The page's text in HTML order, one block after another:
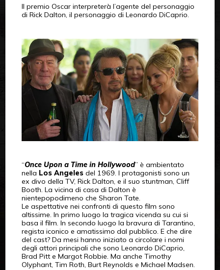
Il premio Oscar interpreterà l’agente del personaggio
di Rick Dalton, il personaggio di Leonardo DiCaprio.
“Once Upon a Time in Hollywood” è ambientato
nella Los Angelesdel 1969. I protagonisti sono un
ex divo della TV, Rick Dalton, e il suo stuntman, Cliff
Booth. La vicina di casa di Dalton è
nientepopodimeno che Sharon Tate.
Le aspettative nei confronti di questo film sono
altissime. In primo luogo la tragica vicenda su cui si
basa il film. In secondo luogo la bravura di Tarantino,
regista iconico e amatissimo dal pubblico. E che dire
del cast? Da mesi hanno iniziato a circolare i nomi
degli attori principali che sono Leonardo DiCaprio,
Brad Pitt e Margot Robbie. Ma anche Timothy
Olyphant, Tim Roth, Burt Reynolds e Michael Madsen.